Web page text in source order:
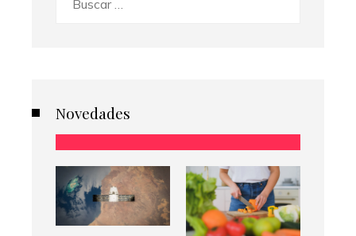
Novedades